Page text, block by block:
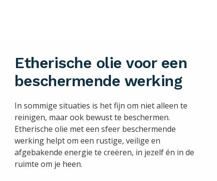
Etherische olie voor een
beschermende werking
In sommige situaties is het fijn om niet alleen te
reinigen, maar ook bewust te beschermen.
Etherische olie met een sfeer beschermende
werking helpt om een rustige, veilige en
afgebakende energie te creëren, in jezelf én in de
ruimte om je heen.